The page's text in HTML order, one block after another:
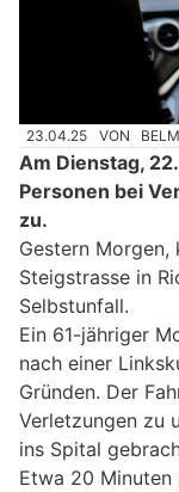
23.04.25 VON
Am Dienstag,
Personen bei
zu.
Gestern Morgen,
Steigstrasse in
Selbstunfall.
Ein 61-jähriger
nach einer
Gründen. Der
Verletzungen zu
ins Spital
Etwa 20